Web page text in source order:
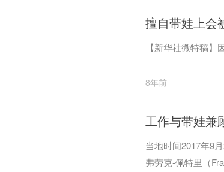
擅自带娃上会
【新华社微特稿
8年前
工作与带娃兼
当地时间2017年9
弗劳克-佩特里（